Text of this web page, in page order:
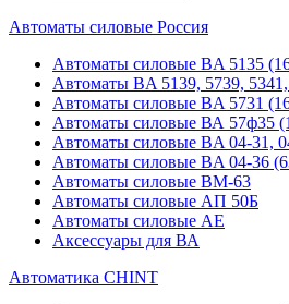
Автоматы силовые Россия
Автоматы силовые BA 5135
Автоматы BA 5139, 5739,
Автоматы силовые BA 5731
Автоматы силовые ВА 57ф35
Автоматы силовые BA 04-31,
Автоматы силовые BA 04-36
Автоматы силовые ВМ-63
Автоматы силовые АП 50Б
Автоматы силовые АЕ
Аксессуары для ВА
Автоматика CHINT